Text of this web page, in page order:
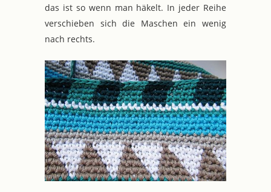
das ist so wenn man häkelt. In jeder Reihe
verschieben sich die Maschen ein wenig
nach rechts.